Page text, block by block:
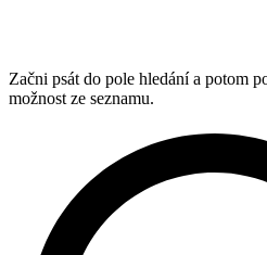
Začni psát do pole hledání a potom
možnost ze seznamu.